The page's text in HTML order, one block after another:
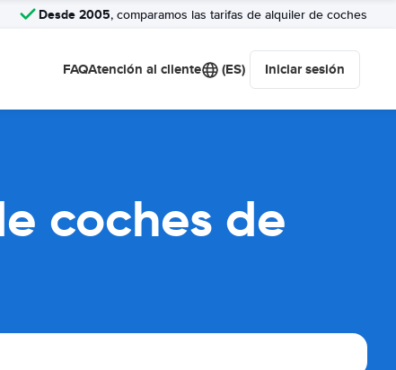
Desde 2005, comparamos las tarifas de alquiler de coches
FAQAtención al cliente (ES) Iniciar sesión
coches de